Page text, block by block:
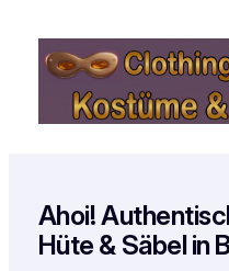
Inhalt
springen
Ahoi!
Hüte & Säbel in